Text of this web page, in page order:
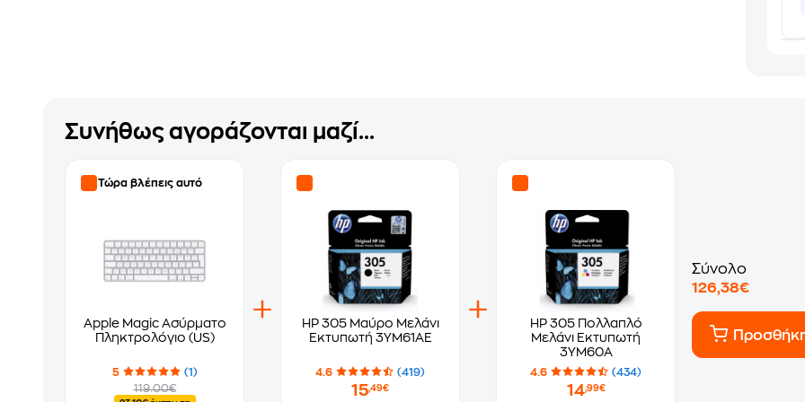
Συνήθως αγοράζονται μαζί...
Τώρα βλέπεις αυτό
Apple Magic Ασύρματο
Πληκτρολόγιο (US)
5
(1)
119.00€
HP 305 Μαύρο Μελάνι
Εκτυπωτή 3YM61AE
4.6 (419)
15,49€
HP 305 Πολλαπλό
Μελάνι Εκτυπωτή
3YM60A
4.6 (434)
14,99€
Σύνολο
126,38€